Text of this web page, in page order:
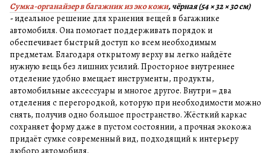
Сумка-органайзер в багажник из эко кожи, чёрная (54 × 32 × 30 см)
-идеальное решение для хранения вещей в багажнике
автомобиля. Она помогает поддерживать порядок и
обеспечивает быстрый доступ ко всем необходимым
предметам. Благодаря открытому верху вы легко найдёте
нужную вещь без лишних усилий. Просторное внутреннее
отделение удобно вмещает инструменты, продукты,
автомобильные аксессуары и многое другое. Внутри = два
отделения с перегородкой, которую при необходимости можно
снять, получив одно большое пространство. Жёсткий каркас
сохраняет форму даже в пустом состоянии, а прочная экокожа
придаёт сумке современный вид, подходящий к интерьеру